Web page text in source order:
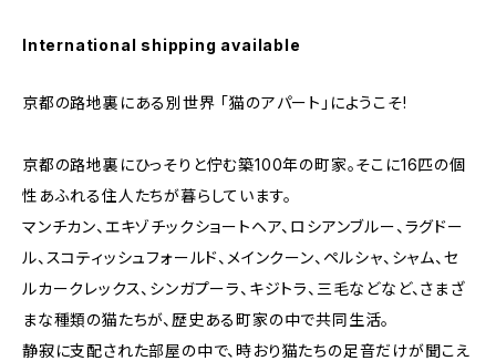
International shipping available
京都の路地裏にある別世界 「猫のアパート」にようこそ!
京都の路地裏にひっそりと佇む築100年の町家。そこに16匹の個
性あふれる住人たちが暮らしています。
マンチカン、エキゾチックショートヘア、ロシアンブルー、ラグドー
ル、スコティッシュフォールド、メインクーン、ペルシャ、シャム、セ
ルカークレックス、シンガプーラ、キジトラ、三毛などなど、さまざ
まな種類の猫たちが、歴史ある町家の中で共同生活。
静寂に支配された部屋の中で、時おり猫たちの足音だけが聞こえ